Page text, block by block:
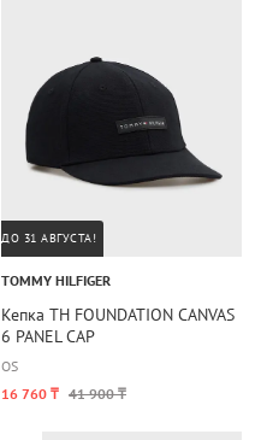
ДО 31 АВГУСТА!
TOMMY HILFIGER
Кепка TH FOUNDATION CANVAS
6 PANEL CAP
OS
16 760 ₸ 41 900 ₸